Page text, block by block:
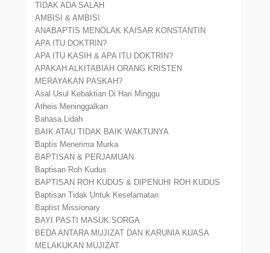
TIDAK ADA SALAH
AMBISI & AMBISI
ANABAPTIS MENOLAK KAISAR KONSTANTIN
APA ITU DOKTRIN?
APA ITU KASIH & APA ITU DOKTRIN?
APAKAH ALKITABIAH ORANG KRISTEN
MERAYAKAN PASKAH?
Asal Usul Kebaktian Di Hari Minggu
Atheis Meninggalkan
Bahasa Lidah
BAIK ATAU TIDAK BAIK WAKTUNYA
Baptis Menerima Murka
BAPTISAN & PERJAMUAN
Baptisan Roh Kudus
BAPTISAN ROH KUDUS & DIPENUHI ROH KUDUS
Baptisan Tidak Untuk Keselamatan
Baptist Missionary
BAYI PASTI MASUK SORGA
BEDA ANTARA MUJIZAT DAN KARUNIA KUASA
MELAKUKAN MUJIZAT